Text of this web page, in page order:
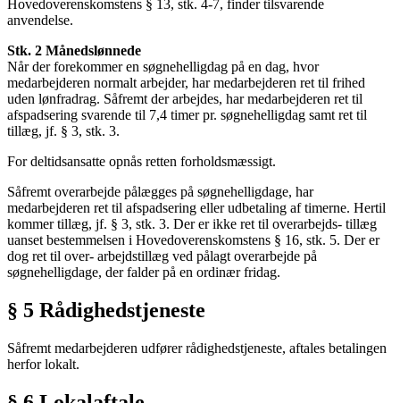
Hovedoverenskomstens § 13, stk. 4-7, finder tilsvarende
anvendelse.
Stk. 2 Månedslønnede
Når der forekommer en søgnehelligdag på en dag, hvor
medarbejderen normalt arbejder, har medarbejderen ret til frihed
uden lønfradrag. Såfremt der arbejdes, har medarbejderen ret til
afspadsering svarende til 7,4 timer pr. søgnehelligdag samt ret til
tillæg, jf. § 3, stk. 3.
For deltidsansatte opnås retten forholdsmæssigt.
Såfremt overarbejde pålægges på søgnehelligdage, har
medarbejderen ret til afspadsering eller udbetaling af timerne. Hertil
kommer tillæg, jf. § 3, stk. 3. Der er ikke ret til overarbejds- tillæg
uanset bestemmelsen i Hovedoverenskomstens § 16, stk. 5. Der er
dog ret til over- arbejdstillæg ved pålagt overarbejde på
søgnehelligdage, der falder på en ordinær fridag.
§ 5 Rådighedstjeneste
Såfremt medarbejderen udfører rådighedstjeneste, aftales betalingen
herfor lokalt.